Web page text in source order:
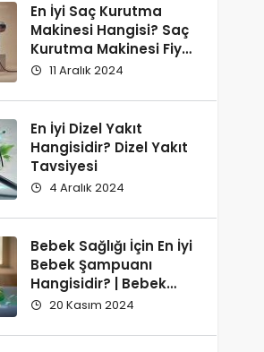
En İyi Saç Kurutma
Makinesi Hangisi? Saç
Kurutma Makinesi Fiyat
ve Performans
11 Aralık 2024
En İyi Dizel Yakıt
Hangisidir? Dizel Yakıt
Tavsiyesi
4 Aralık 2024
Bebek Sağlığı İçin En İyi
Bebek Şampuanı
Hangisidir? | Bebek
Şampuanı Tavsiyesi
20 Kasım 2024